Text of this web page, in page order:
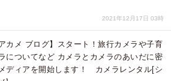
2021年12月17日 03時
アカメ ブログ】スタート！旅行カメラや子育
についてなど カメラとカメラのあいだに密
ディアを開始します！ カメラレンタル[シ